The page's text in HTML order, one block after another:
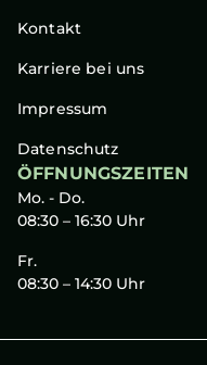
Kontakt
Karriere bei uns
Impressum
Datenschutz
ÖFFNUNGSZEITEN
Mo. - Do.
08:30 – 16:30 Uhr
Fr.
08:30 – 14:30 Uhr